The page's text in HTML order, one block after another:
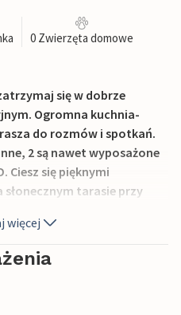
0 Zwierzęta domowe
się w dobrze
Ogromna kuchnia-
do rozmów i spotkań.
2 są nawet wyposażone
Ciesz się pięknymi
tarasie przy
zaprasza na długie
jest szczególnie urocze i
więcej